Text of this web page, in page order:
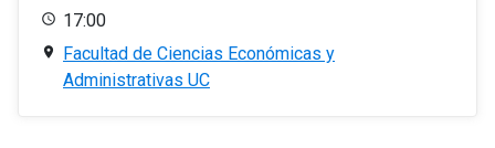
17:00
Facultad de Ciencias Económicas y
Administrativas UC